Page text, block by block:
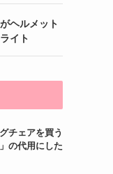
ヘルメット
イト
チェアを買う
の代用にした